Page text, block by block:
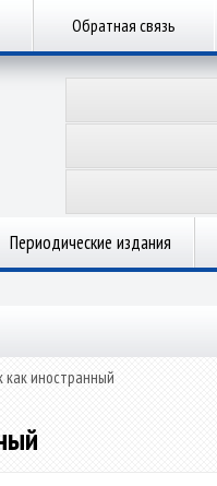
Обратная связь
Периодические издания
как иностранный